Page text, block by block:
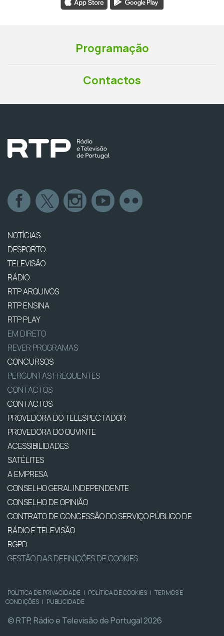
Programação
Contactos
NOTÍCIAS
DESPORTO
TELEVISÃO
RÁDIO
RTP ARQUIVOS
RTP ENSINA
RTP PLAY
EM DIRETO
REVER PROGRAMAS
CONCURSOS
PERGUNTAS FREQUENTES
CONTACTOS
CONTACTOS
PROVEDORA DO TELESPECTADOR
PROVEDORA DO OUVINTE
ACESSIBILIDADES
SATÉLITES
A EMPRESA
CONSELHO GERAL INDEPENDENTE
CONSELHO DE OPINIÃO
CONTRATO DE CONCESSÃO DO SERVIÇO PÚBLICO DE
RÁDIO E TELEVISÃO
RGPD
GESTÃO DAS DEFINIÇÕES DE COOKIES
POLÍTICA DE PRIVACIDADE | POLÍTICA DE COOKIES | TERMOS E
CONDIÇÕES | PUBLICIDADE
© RTP, Rádio e Televisão de Portugal 2026